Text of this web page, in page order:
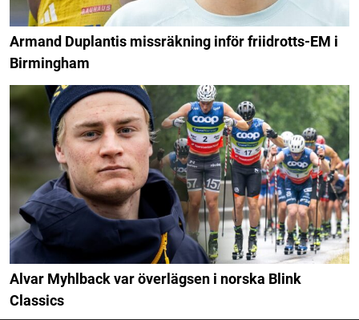
Armand Duplantis missräkning inför friidrotts-EM i
Birmingham
Alvar Myhlback var överlägsen i norska Blink
Classics